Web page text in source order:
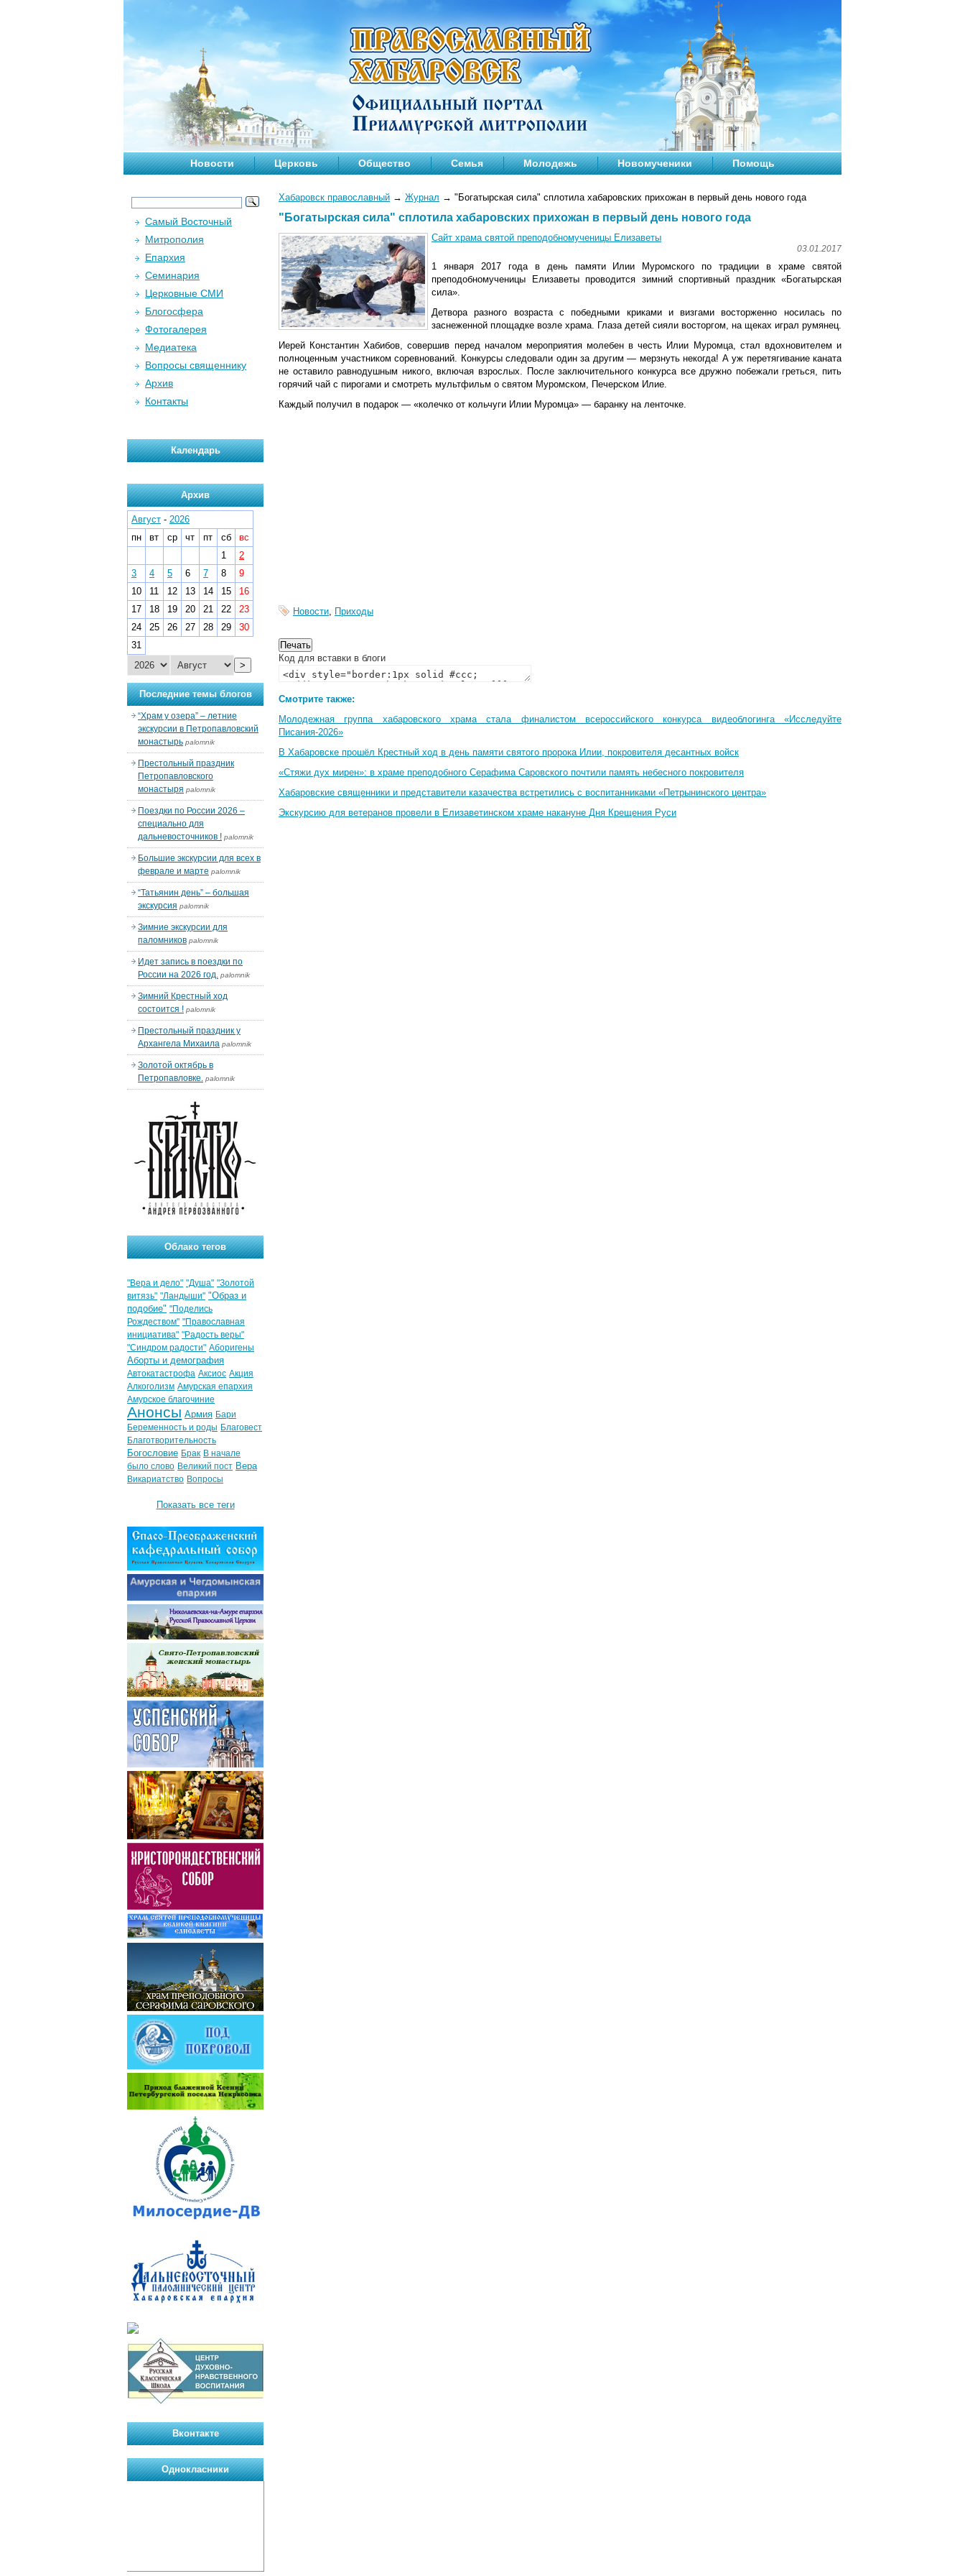
Новости Церковь Общество Семья Молодежь Новомученики Помощь
Хабаровск православный → Журнал → "Богатырская сила" сплотила хабаровских прихожан в первый день нового года
"Богатырская сила" сплотила хабаровских прихожан в первый день нового года
Сайт храма святой преподобномученицы Елизаветы
03.01.2017
1 января 2017 года в день памяти Илии Муромского по традиции в храме святой
преподобномученицы Елизаветы проводится зимний спортивный праздник «Богатырская
сила».
Детвора разного возраста с победными криками и визгами восторженно носилась по
заснеженной площадке возле храма. Глаза детей сияли восторгом, на щеках играл румянец.
Иерей Константин Хабибов, совершив перед началом мероприятия молебен в честь Илии Муромца, стал вдохновителем и
полноценным участником соревнований. Конкурсы следовали один за другим — мерзнуть некогда! А уж перетягивание каната
не оставило равнодушным никого, включая взрослых. После заключительного конкурса все дружно побежали греться, пить
горячий чай с пирогами и смотреть мультфильм о святом Муромском, Печерском Илие.
Каждый получил в подарок — «колечко от кольчуги Илии Муромца» — баранку на ленточке.
Новости, Приходы
Код для вставки в блоги
Смотрите также:
Молодежная группа хабаровского храма стала финалистом всероссийского конкурса видеоблогинга «Исследуйте
Писания-2026»
В Хабаровске прошёл Крестный ход в день памяти святого пророка Илии, покровителя десантных войск
«Стяжи дух мирен»: в храме преподобного Серафима Саровского почтили память небесного покровителя
Хабаровские священники и представители казачества встретились с воспитанниками «Петрынинского центра»
Экскурсию для ветеранов провели в Елизаветинском храме накануне Дня Крещения Руси
Самый Восточный
Митрополия
Епархия
Семинария
Церковные СМИ
Блогосфера
Фотогалерея
Медиатека
Вопросы священнику
Архив
Контакты
Календарь
Архив
Август - 2026
пн
вт ср чт пт сб
вс
1
2
3
4 5 6 7 8
9
10
11 12 13 14 15
16
17
18 19 20 21 22
23
24
25 26 27 28 29
30
31
>
Последние темы блогов
“Храм у озера” – летние
экскурсии в Петропавловский
монастырь palomnik
Престольный праздник
Петропавловского
монастыря palomnik
Поездки по России 2026 –
специально для
дальневосточников ! palomnik
Большие экскурсии для всех в
феврале и марте palomnik
“Татьянин день” – большая
экскурсия palomnik
Зимние экскурсии для
паломников palomnik
Идет запись в поездки по
России на 2026 год. palomnik
Зимний Крестный ход
состоится ! palomnik
Престольный праздник у
Архангела Михаила palomnik
Золотой октябрь в
Петропавловке. palomnik
Облако тегов
"Вера и дело" "Душа" "Золотой
витязь" "Ландыши" "Образ и
подобие" "Поделись
Рождеством" "Православная
инициатива" "Радость веры"
"Синдром радости" Аборигены
Аборты и демография
Автокатастрофа Аксиос Акция
Алкоголизм Амурская епархия
Амурское благочиние
Анонсы Армия Бари
Беременность и роды Благовест
Благотворительность
Богословие Брак В начале
было слово Великий пост Вера
Викариатство Вопросы
Показать все теги
Вконтакте
Однокласники